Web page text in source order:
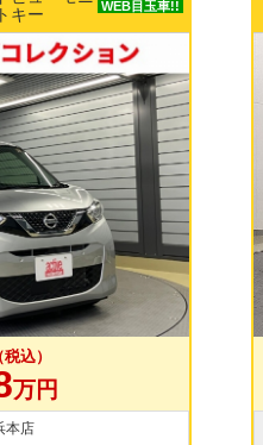
純正ナビ
レコ
WEB目玉車!!
込）
万円
店